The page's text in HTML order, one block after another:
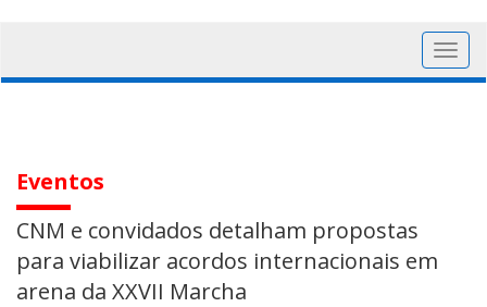
Eventos
CNM e convidados detalham propostas
para viabilizar acordos internacionais em
arena da XXVII Marcha